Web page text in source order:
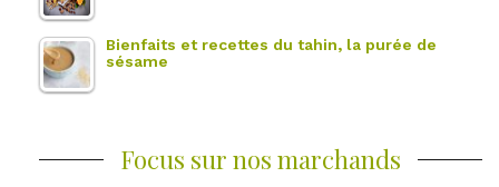
Bienfaits et recettes du tahin, la purée de
sésame
Focus sur nos marchands